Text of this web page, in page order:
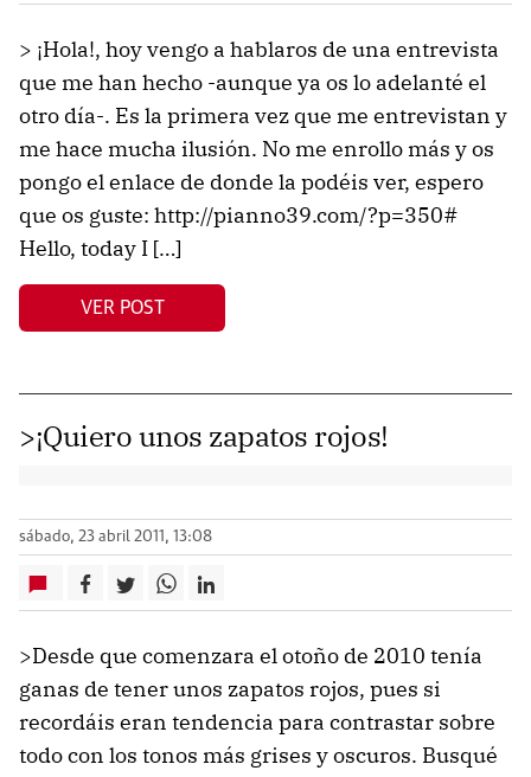
> ¡Hola!, hoy vengo a hablaros de una entrevista
que me han hecho -aunque ya os lo adelanté el
otro día-. Es la primera vez que me entrevistan y
me hace mucha ilusión. No me enrollo más y os
pongo el enlace de donde la podéis ver, espero
que os guste: http://pianno39.com/?p=350#
Hello, today I […]
VER POST
>¡Quiero unos zapatos rojos!
sábado, 23 abril 2011, 13:08
>Desde que comenzara el otoño de 2010 tenía
ganas de tener unos zapatos rojos, pues si
recordáis eran tendencia para contrastar sobre
todo con los tonos más grises y oscuros. Busqué